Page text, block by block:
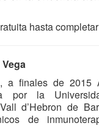
hasta
a finales de 2015
por la
d’Hebron de
de